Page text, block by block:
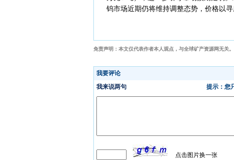
钨市场近期仍将维持调整态势，价格以寻
免责声明：本文仅代表作者本人观点，与全球矿产资源网无关